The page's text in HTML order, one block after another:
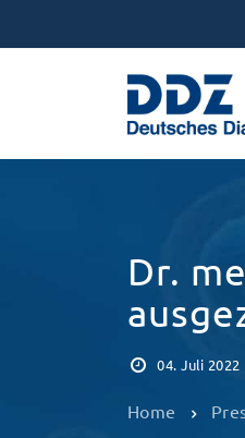
Dr.
04. Juli 2022
Home